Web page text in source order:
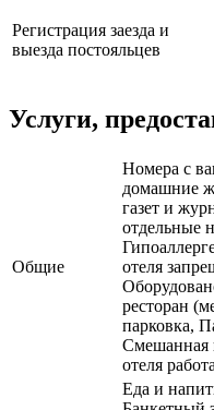
Регистрация заезда и
выезда постояльцев
Услуги,
Общие
Номера с
домашние
газет и
отдельные
отеля
ресторан
парковка,
Смешанная
отеля
Еда и